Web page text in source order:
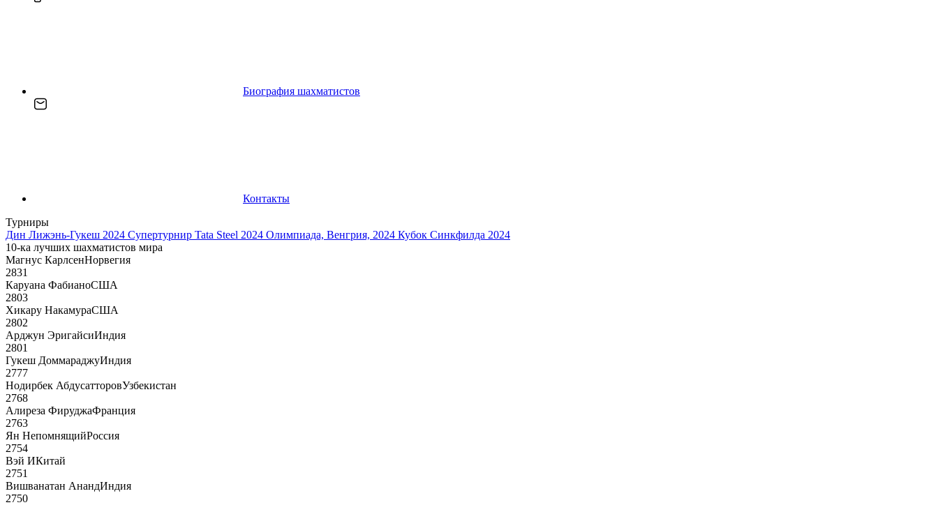
Биография шахматистов
Контакты
Турниры
Дин Лижэнь-Гукеш 2024 Супертурнир Tata Steel 2024 Олимпиада, Венгрия, 2024 Кубок Синкфилда 2024
10-ка лучших шахматистов мира
Магнус КарлсенНорвегия
2831
Каруана ФабианоСША
2803
Хикару НакамураСША
2802
Арджун ЭригайсиИндия
2801
Гукеш ДоммараджуИндия
2777
Нодирбек АбдусатторовУзбекистан
2768
Алиреза ФируджаФранция
2763
Ян НепомнящийРоссия
2754
Вэй ИКитай
2751
Вишванатан АнандИндия
2750